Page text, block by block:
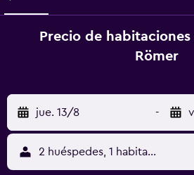
Precio de
Römer
jue. 13/8 -
2 huéspedes, 1 habitación